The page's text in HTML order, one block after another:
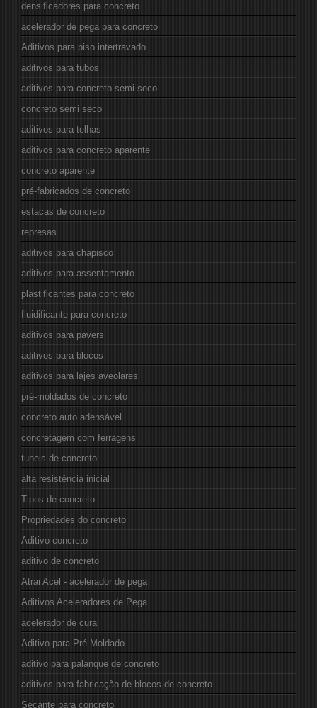
densificadores para concreto
acelerador de pega para concreto
Aditivos para piso intertravado
aditivos para tubos
aditivos para concreto semi-seco
concreto semi seco
aditivos para telhas
aditivos para concreto aparente
concreto aparente
pré-fabricados de concreto
estacas de concreto
represas
aditivos para chapisco
aditivos para assentamento
plastificantes para concreto
fluidificante para concreto
aditivos para pavers
aditivos para blocos
aditivos para lajes aveolares
pré-moldados de concreto
concreto auto adensável
concretagem com ferragens
tuneis de concreto
alta resistência inicial
Tipos de concreto
Propriedades do concreto
Aditivo concreto
aditivo de concreto
Atrai Acel - acelerador de pega
Aditivos Aceleradores de Pega
acelerador de cura
Aditivo para Pré Moldado
aditivo para palanque de concreto
aditivos para fabricação de blocos de concreto
Secante para concreto